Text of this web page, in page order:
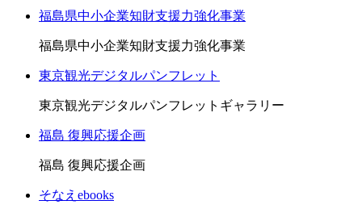
福島県中小企業知財支援力強化事業
福島県中小企業知財支援力強化事業
東京観光デジタルパンフレット
東京観光デジタルパンフレットギャラリー
福島 復興応援企画
福島 復興応援企画
そなえebooks